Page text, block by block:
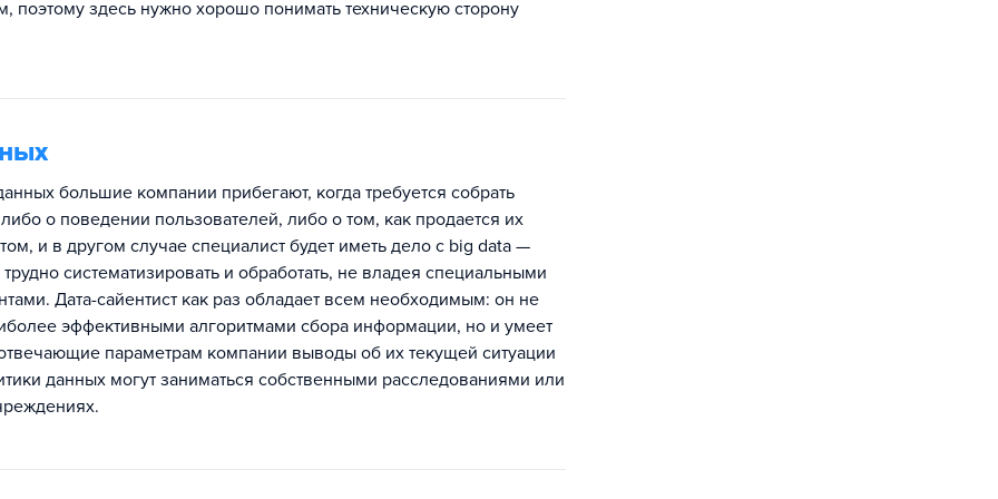
поэтому здесь нужно хорошо понимать техническую сторону
большие компании прибегают, когда требуется собрать
о поведении пользователей, либо о том, как продается их
и в другом случае специалист будет иметь дело с big data —
систематизировать и обработать, не владея специальными
Дата-сайентист как раз обладает всем необходимым: он не
эффективными алгоритмами сбора информации, но и умеет
параметрам компании выводы об их текущей ситуации
данных могут заниматься собственными расследованиями или